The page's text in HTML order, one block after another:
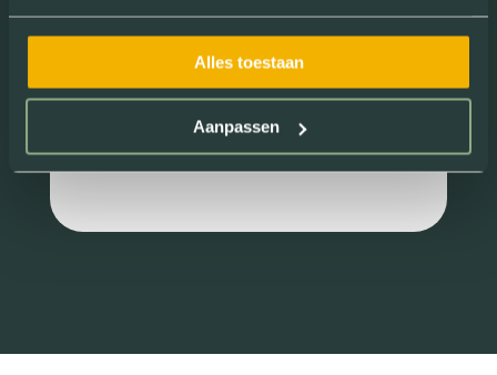
Alles toestaan
Aanpassen
nieuwe interessante plekjes
kennen. Superleuk! ”
Review van: Rick Maessen